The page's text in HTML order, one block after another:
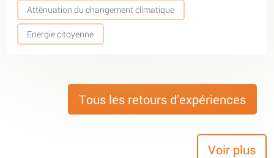
Atténuation du changement climatique
Energie citoyenne
Tous les retours d’expériences
Voir plus